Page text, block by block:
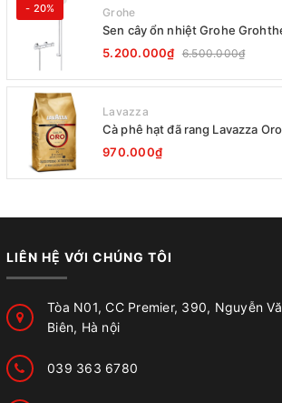
- 20% Grohe
Sen cây ổn nhiệt Grohe
5.200.000₫ 6.500.000₫
Lavazza
Cà phê hạt đã rang Lavazza
970.000₫
LIÊN HỆ VỚI CHÚNG TÔI
Tòa N01, CC Premier, 390, Nguyễn
Biên, Hà nội
039 363 6780